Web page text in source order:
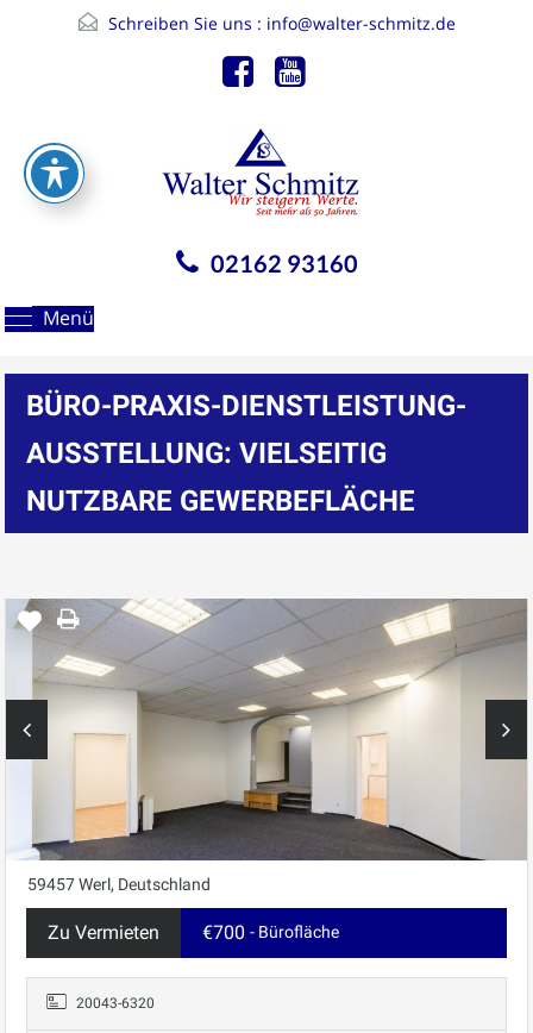
Schreiben Sie uns : info@walter-schmitz.de
02162 93160
Menü
BÜRO-PRAXIS-DIENSTLEISTUNG-
AUSSTELLUNG: VIELSEITIG
NUTZBARE GEWERBEFLÄCHE
59457 Werl, Deutschland
Zu Vermieten €700 - Bürofläche
20043-6320